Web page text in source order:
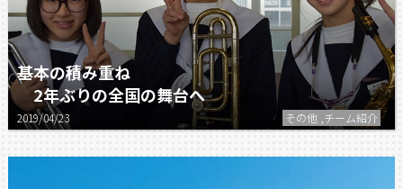
基本の積み重ね
2年ぶりの全国の舞台へ
2019/04/23 その他 ,チーム紹介